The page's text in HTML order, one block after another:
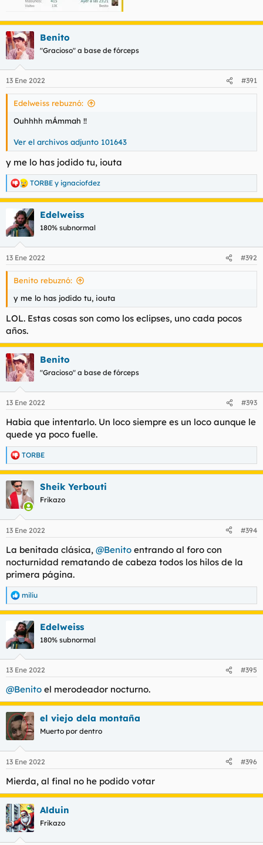
Benito
"Gracioso" a base de fórceps
13 Ene 2022 #391
Edelweiss rebuznó:
Ouhhhh mÁmmah !!
Ver el archivos adjunto 101643
y me lo has jodido tu, iouta
R
e
a
c
i
e
s
TORBE y ignaciofdez
Edelweiss
180% subnormal
13 Ene 2022 #392
Benito rebuznó:
y me lo has jodido tu, iouta
LOL. Estas cosas son como los eclipses, uno cada pocos
años.
Benito
"Gracioso" a base de fórceps
13 Ene 2022 #393
Habia que intentarlo. Un loco siempre es un loco aunque le
quede ya poco fuelle.
R
e
a
c
c
i
e
:
TORBE
Sheik Yerbouti
Frikazo
13 Ene 2022 #394
La benitada clásica, @Benito entrando al foro con
nocturnidad rematando de cabeza todos los hilos de la
primera página.
R
e
a
c
i
e
:
miliu
Edelweiss
180% subnormal
13 Ene 2022 #395
@Benito el merodeador nocturno.
el viejo dela montaña
Muerto por dentro
13 Ene 2022 #396
Mierda, al final no he podido votar
Alduin
Frikazo